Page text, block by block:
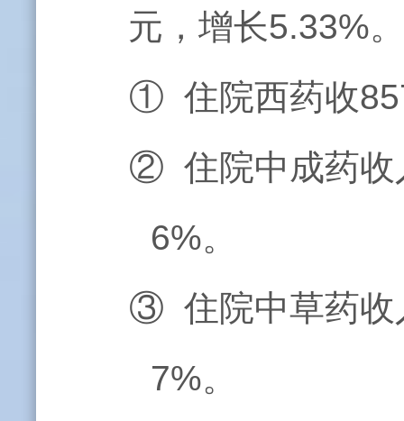
元，增长5.33%。
① 住院西药收
② 住院中成药收
6%。
③ 住院中草药收
7%。